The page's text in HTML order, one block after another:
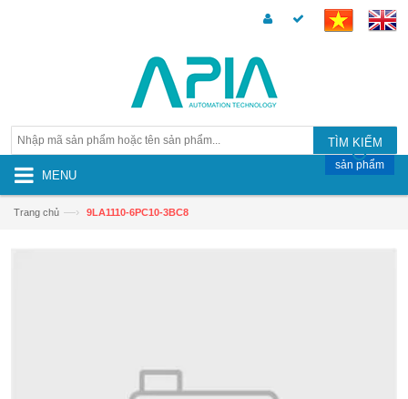
TÌM KIẾM
MENU
sản phẩm
Trang chủ —› 9LA1110-6PC10-3BC8